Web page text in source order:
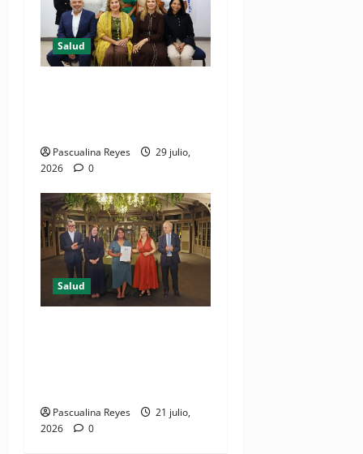
Salud
Pascualina Reyes
29 julio,
2026
0
Salud
Pascualina Reyes
21 julio,
2026
0